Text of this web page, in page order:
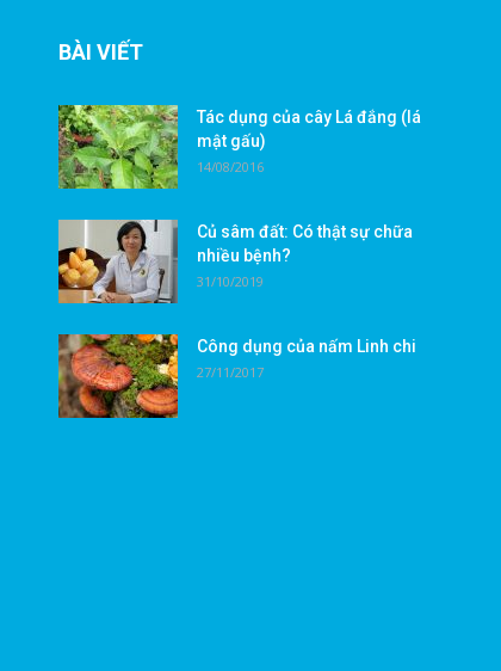
BÀI VIẾT
Tác dụng của cây Lá đắng (lá
mật gấu)
14/08/2016
Củ sâm đất: Có thật sự chữa
nhiều bệnh?
31/10/2019
Công dụng của nấm Linh chi
27/11/2017